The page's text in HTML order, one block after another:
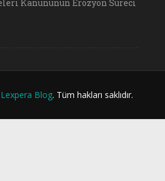
Kanununun Erozyon Süreci
Lexpera Blog. Tüm hakları saklıdır.